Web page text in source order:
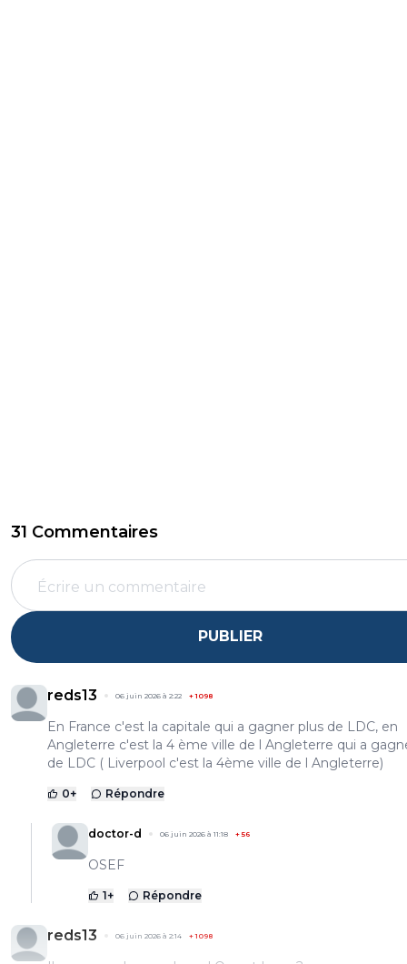
31 Commentaires
PUBLIER
reds13 06 juin 2026 à 2:22 +1098
En France c'est la capitale qui a gagner plus de LDC, en
Angleterre c'est la 4 ème ville de l Angleterre qui a
de LDC ( Liverpool c'est la 4ème ville de l Angleterre)
0+ Répondre
doctor-d 06 juin 2026 à 11:18 + 56
OSEF
1+ Répondre
reds13 06 juin 2026 à 2:14 +1098